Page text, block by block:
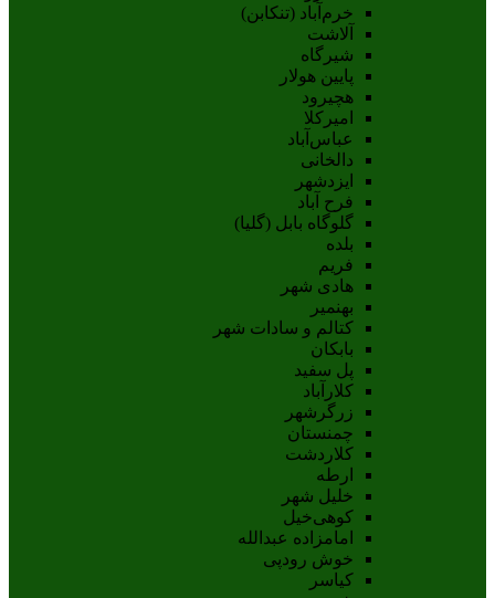
خرم‌آباد (تنکابن)
آلاشت
شیرگاه
پایین هولار
هچیرود
امیرکلا
عباس‌آباد
دالخانی
ایزدشهر
فرح آباد
گلوگاه بابل (گلیا)
بلده
فریم
هادی شهر
بهنمیر
کتالم و سادات شهر
بابکان
پل سفید
کلارآباد
زرگرشهر
چمنستان
کلاردشت
ارطه
خلیل شهر
کوهی‌خیل
امامزاده عبدالله
خوش رودپی
کیاسر